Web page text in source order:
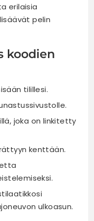
erilaisia
pelin
koodien
tilillesi.
joka on linkitetty
kenttään.
ulkoasun.